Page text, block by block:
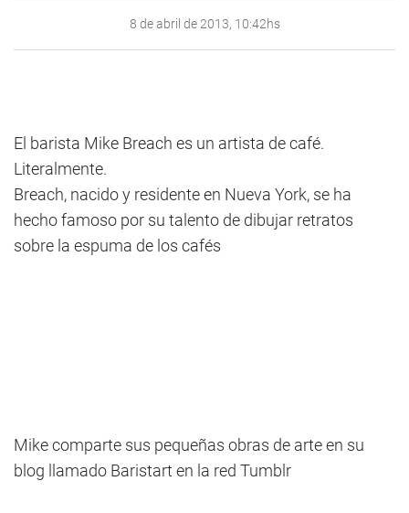
8 de abril de 2013, 10:42hs
El barista Mike Breach es un artista de café.
Literalmente.
Breach, nacido y residente en Nueva York, se ha
hecho famoso por su talento de dibujar retratos
sobre la espuma de los cafés
Mike comparte sus pequeñas obras de arte en su
blog llamado Baristart en la red Tumblr